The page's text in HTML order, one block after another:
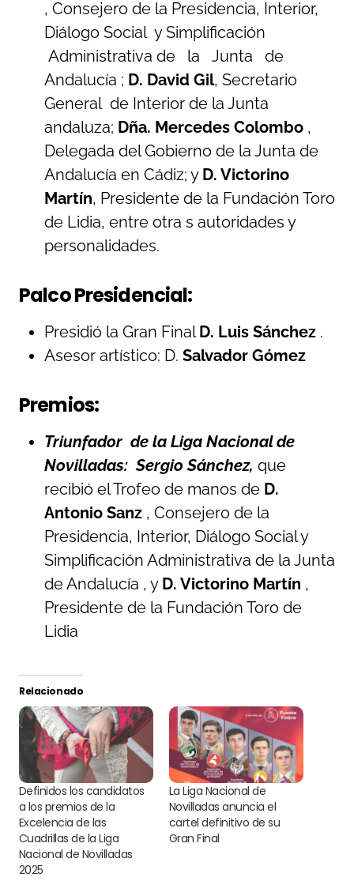
, Consejero de la Presidencia, Interior,
Diálogo Social y Simplificación
Administrativa de la Junta de
Andalucía ; D. David Gil, Secretario
General de Interior de la Junta
andaluza; Dña. Mercedes Colombo ,
Delegada del Gobierno de la Junta de
Andalucía en Cádiz; y D. Victorino
Martín, Presidente de la Fundación Toro
de Lidia, entre otra s autoridades y
personalidades.
Palco Presidencial:
Presidió la Gran FinalD. Luis Sánchez .
Asesor artístico: D. Salvador Gómez
Premios:
Triunfador de la Liga Nacional de
Novilladas: Sergio Sánchez, que
recibió el Trofeo de manos de D.
Antonio Sanz , Consejero de la
Presidencia, Interior, Diálogo Social y
Simplificación Administrativa de la Junta
de Andalucía , y D. Victorino Martín ,
Presidente de la Fundación Toro de
Lidia
Relacionado
Definidos los candidatos
a los premios de la
Excelencia de las
Cuadrillas de la Liga
Nacional de Novilladas
2025
La Liga Nacional de
Novilladas anuncia el
cartel definitivo de su
Gran Final